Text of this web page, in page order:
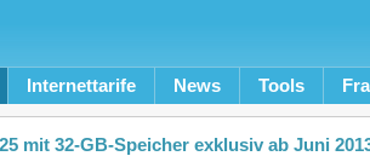
Internettarife News Tools
mit 32-GB-Speicher exklusiv ab Juni